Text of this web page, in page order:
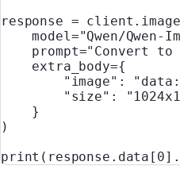
response =
    model
="Qwen/Qwen-
    prompt
="Convert to
    extra_body
={
        "image"
:
        "size"
:
    }
)
print (response.data[ 0